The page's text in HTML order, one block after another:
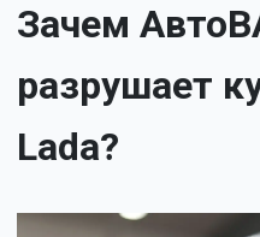
Зачем
разрушает
Lada?